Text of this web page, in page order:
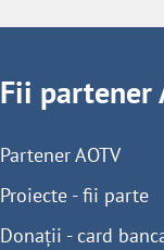
Fii partener
Partener AOTV
Proiecte - fii parte
Donații - card